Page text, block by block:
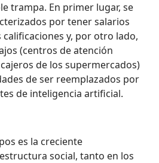
trampa. En primer lugar, se
por tener salarios
y, por otro lado,
(centros de atención
de los supermercados)
de ser reemplazados por
de inteligencia artificial.
es la creciente
social, tanto en los